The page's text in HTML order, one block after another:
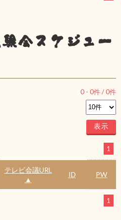
会スケジュー
0 - 0件 /0件
1
テレビ会議URL
▲
ID PW
1